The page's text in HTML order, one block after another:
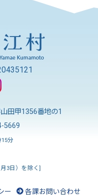
田甲1356番地の1
5669
分
3日）を除く]
ー 各課お問い合わせ